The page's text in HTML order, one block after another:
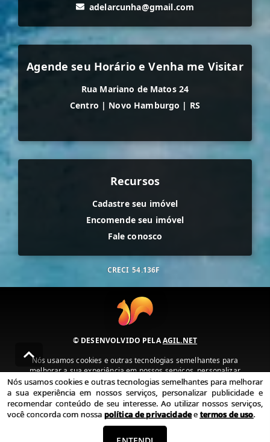
adelarcunha@gmail.com
Agende seu Horário e Venha me Visitar
Rua Mariano de Matos 24
Centro | Novo Hamburgo | RS
Recursos
Cadastre seu imóvel
Encomende seu imóvel
Fale conosco
CRECI 54.136F
© DESENVOLVIDO PELAAGIL.NET
Nós usamos cookies e outras tecnologias semelhantes para
melhorar a sua experiência em nossos serviços, personalizar
publicidade e recomendar conteúdo de seu interesse. Ao utilizar
nossos serviços, você concorda com nossa política de privacidade e
termos de uso.
Política de Privacidade Termos de uso
Nós usamos cookies e outras tecnologias semelhantes para melhorar
a sua experiência em nossos serviços, personalizar publicidade e
recomendar conteúdo de seu interesse. Ao utilizar nossos serviços,
você concorda com nossa política de privacidadeetermos de uso.